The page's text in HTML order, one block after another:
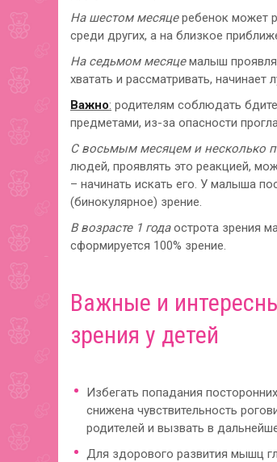
На шестом месяцеребенок может
среди других, а на близкое
На седьмом месяцемалыш
хватать и рассматривать,
Важно: родителям соблюдать
предметами, из-за опасности
С восьмым месяцем и несколько
людей, проявлять это реакцией,
– начинать искать его. У малыша
(бинокулярное) зрение.
В возрасте 1 годаострота зрения
сформируется 100% зрение.
Важные и
зрения у детей
Избегать попадания
снижена чувствительность
родителей и вызвать в
Для здорового развития мышц